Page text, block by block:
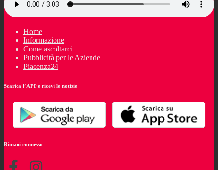
Home
Informazione
Come ascoltarci
Pubblicità per le Aziende
Piacenza24
Scarica l’APP e ricevi le notizie
Rimani connesso